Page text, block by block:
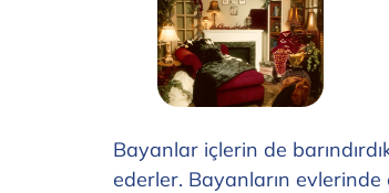
Bayanlar içlerin de
ederler. Bayanların evlerinde